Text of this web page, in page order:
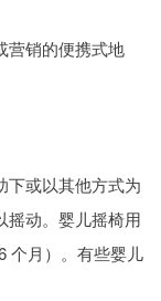
营销的便携式地
下或以其他方式为
摇动。婴儿摇椅用
个月）。有些婴儿